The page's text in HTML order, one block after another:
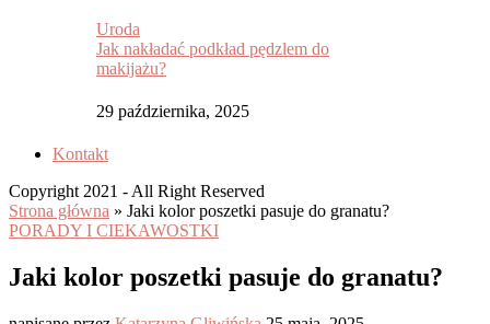
Uroda
Jak nakładać podkład pędzlem do
makijażu?
29 października, 2025
Kontakt
Copyright 2021 - All Right Reserved
Strona główna » Jaki kolor poszetki pasuje do granatu?
PORADY I CIEKAWOSTKI
Jaki kolor poszetki pasuje do granatu?